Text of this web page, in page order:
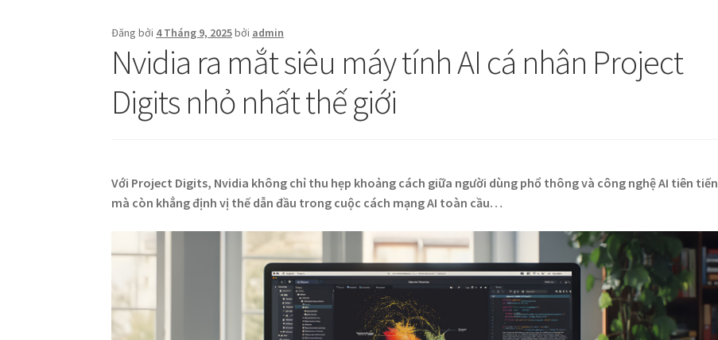
Đăng bởi 4 Tháng 9, 2025bởi admin
Nvidia ra mắt siêu máy tính AI cá nhân Project
Digits nhỏ nhất thế giới
Với Project Digits, Nvidia không chỉ thu hẹp khoảng cách giữa người dùng phổ thông và công nghệ AI tiên tiến
mà còn khẳng định vị thế dẫn đầu trong cuộc cách mạng AI toàn cầu…